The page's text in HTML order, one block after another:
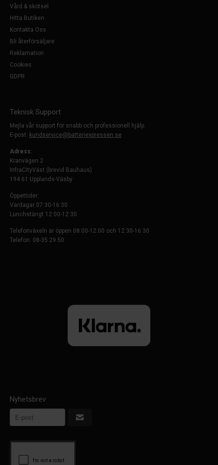
Vård & skötsel
Hitta Butiken
Kontakta Oss
Bli återförsäljare
Reklamation
Cookies
GDPR
Teknisk Support
Mejla vår support för snabb och professionell hjälp.
E-post: kundservice@batteriexpressen.se
Adress:
Kranvägen 2
InfraCityVäst (brevid Bauhaus)
194 61 Upplands-Väsby
Öppettider:
Vardagar 07:30-16:30
Lunchstängt 12:00-12:30
Telefonväxeln är öppen 08:00-12:00 och 12:30-16:30
Telefon: 08-35 29 50
Nyhetsbrev